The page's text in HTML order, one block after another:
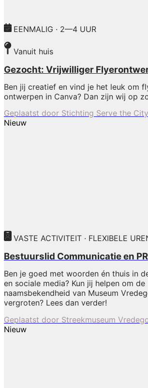
EENMALIG · 2—4 UUR
Vanuit huis
Gezocht: Vrijwilliger
Ben jij creatief en vind je het leuk om
ontwerpen in Canva? Dan zijn wij op
Geplaatst door Stichting Serve the
Nieuw
VASTE ACTIVITEIT · FLEXIBELE
Bestuurslid Communicatie en PR
Ben je goed met woorden én thuis in
en sociale media? Kun jij helpen om de
naamsbekendheid van Museum
vergroten? Lees dan verder!
Geplaatst door Streekmuseum
Nieuw